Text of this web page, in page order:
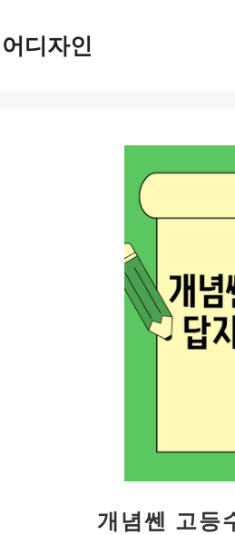
디자인
개념쎈 고등